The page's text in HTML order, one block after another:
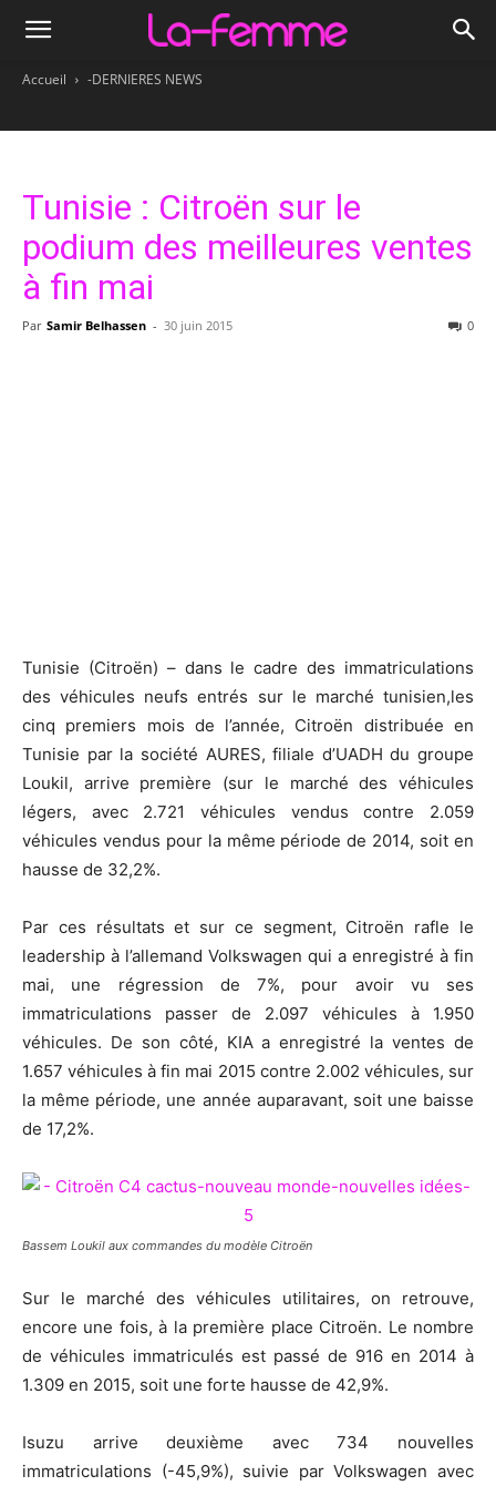
Accueil -DERNIERES NEWS
Tunisie : Citroën sur le
podium des meilleures ventes
à fin mai
Par Samir Belhassen - 30 juin 2015 0
Tunisie (Citroën) – dans le cadre des immatriculations
des véhicules neufs entrés sur le marché tunisien,les
cinq premiers mois de l’année, Citroën distribuée en
Tunisie par la société AURES, filiale d’UADH du groupe
Loukil, arrive première (sur le marché des véhicules
légers, avec 2.721 véhicules vendus contre 2.059
véhicules vendus pour la même période de 2014, soit en
hausse de 32,2%.
Par ces résultats et sur ce segment, Citroën rafle le
leadership à l’allemand Volkswagen qui a enregistré à fin
mai, une régression de 7%, pour avoir vu ses
immatriculations passer de 2.097 véhicules à 1.950
véhicules. De son côté, KIA a enregistré la ventes de
1.657 véhicules à fin mai 2015 contre 2.002 véhicules, sur
la même période, une année auparavant, soit une baisse
de 17,2%.
Bassem Loukil aux commandes du modèle Citroën
Sur le marché des véhicules utilitaires, on retrouve,
encore une fois, à la première place Citroën. Le nombre
de véhicules immatriculés est passé de 916 en 2014 à
1.309 en 2015, soit une forte hausse de 42,9%.
Isuzu arrive deuxième avec 734 nouvelles
immatriculations (-45,9%), suivie par Volkswagen avec